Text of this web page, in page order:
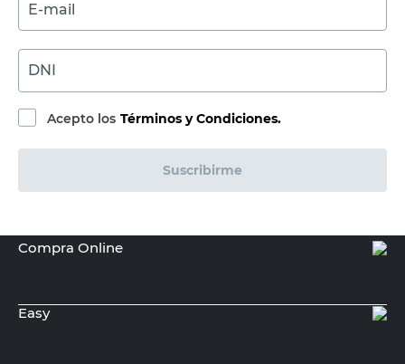
E-mail
DNI
Acepto los Términos y Condiciones.
Suscribirme
Compra Online
Easy